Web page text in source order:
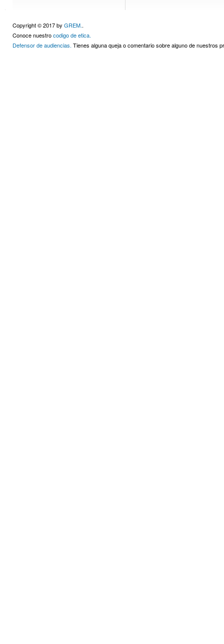
Copyright © 2017 by GREM..
Conoce nuestrocodigo de etica.
Defensor de audiencias. Tienes alguna queja o comentario sobre alguno de nuestros